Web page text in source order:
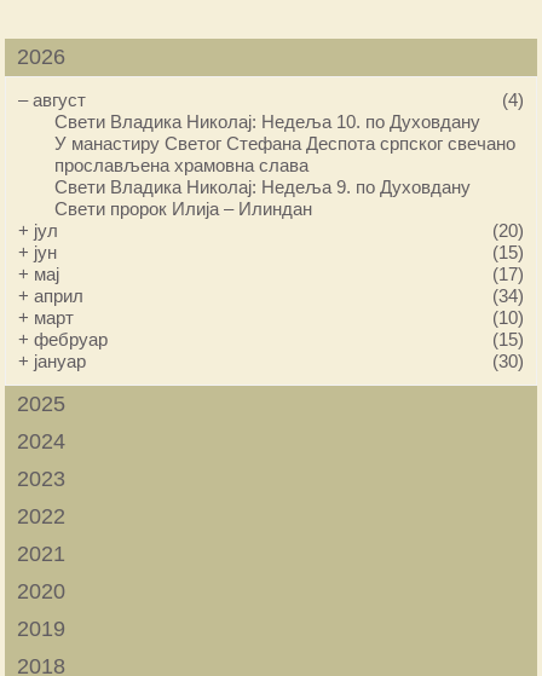
2026
–август
(4)
Свети Владика Николај: Недеља 10. по Духовдану
У манастиру Светог Стефана Деспота српског свечано
прослављена храмовна слава
Свети Владика Николај: Недеља 9. по Духовдану
Свети пророк Илија – Илиндан
+ јул
(20)
+ јун
(15)
+ мај
(17)
+април
(34)
+ март
(10)
+фебруар
(15)
+ јануар (30)
2025
2024
2023
2022
2021
2020
2019
2018